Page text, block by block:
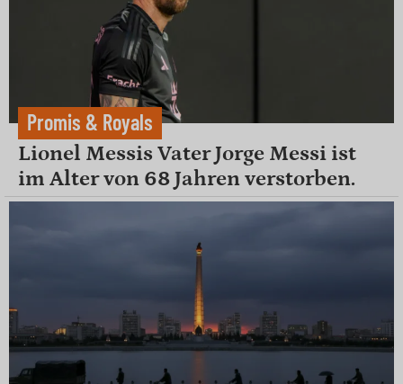
Promis & Royals
Lionel Messis Vater Jorge Messi ist
im Alter von 68 Jahren verstorben.